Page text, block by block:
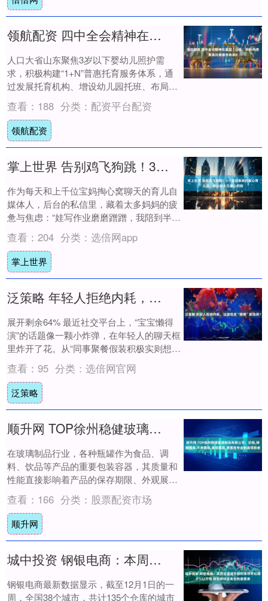
领航配资 四中全会精神在基层｜山东：积极构建普惠托育服务体系#
人口大省山东聚焦3岁以下婴幼儿照护需
求，积极构建“1+N”普惠托育服务体系，通
过发展托育机构、增设幼儿园托班、布局社
区嵌入式托育等模式，搭建起多元化的托育
服务网....
查看： 188 分类： 配资平台配资
领航配资
掌上世界 告别鸡飞狗跳！3个宝妈亲测的省心育儿法，养出自主又暖心的娃
作为每天和上千位宝妈掏心窝聊天的育儿自
媒体人，后台的私信里，藏着太多妈妈的疲
惫与焦虑：“娃写作业磨磨蹭蹭，我陪到半夜
嗓子冒烟，他还在抠橡皮、玩尺子”“孩子越
大越....
查看： 204 分类： 选倍网app
掌上世界
泛策略 年轻人拒绝内耗，这游戏成“偷懒”新选择？
展开剩余64% 最近社交平台上，“宝宝懒得
演”的话题像一颗小炸弹，在年轻人的聊天框
里炸开了花。从“同事聚餐假装积极实则想
逃”到“亲戚催婚时直接说‘不聊这个’”，....
查看： 95 分类： 选倍网官网
泛策略
顺升网 TOP徐州稳健玻璃制品有限公司：奶瓶,辣椒酱瓶,牛肉酱瓶,香菇酱瓶,果酱瓶专业制造领跑者
在玻璃制品行业，各种瓶罐作为食品、调
料、饮品等产品的重要包装容器，其质量和
性能直接影响着产品的保存期限、外观展示
以及消费者的使用体验。从婴儿日常使用的
奶瓶，到厨....
查看： 166 分类： 股票配资市场
顺升网
城中投资 钢银电商：本周全国城市钢材库存环比减少142万吨 建筑钢材去库但热卷累库
钢银电商最新数据显示，截至12月1日的一
周，全国38个城市，共计135个仓库的城市